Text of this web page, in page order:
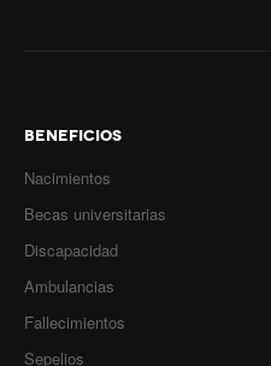
BENEFICIOS
Nacimientos
Becas universitarias
Discapacidad
Ambulancias
Fallecimientos
Sepelios